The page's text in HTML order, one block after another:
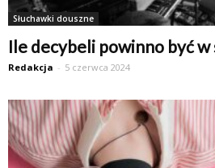
Słuchawki douszne
Ile decybeli powinno być w
Redakcja - 5 czerwca 2024